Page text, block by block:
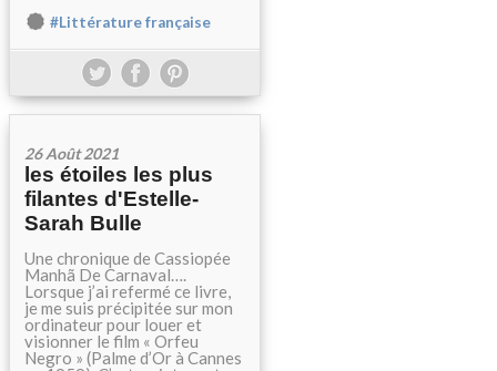
#Littérature française
26 Août 2021
les étoiles les plus
filantes d'Estelle-
Sarah Bulle
Une chronique de Cassiopée
Manhã De Carnaval….
Lorsque j’ai refermé ce livre,
je me suis précipitée sur mon
ordinateur pour louer et
visionner le film « Orfeu
Negro » (Palme d’Or à Cannes